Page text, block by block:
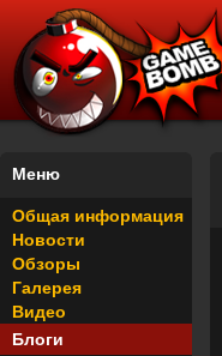
Меню
Общая информация
Новости
Обзоры
Галерея
Видео
Блоги